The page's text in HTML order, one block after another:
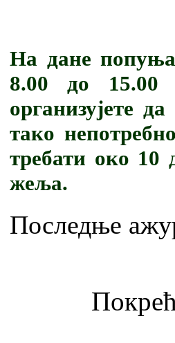
На дане
8.00 до 15.00
организујете
тако непотребно
требати око 10
жеља.
Последње